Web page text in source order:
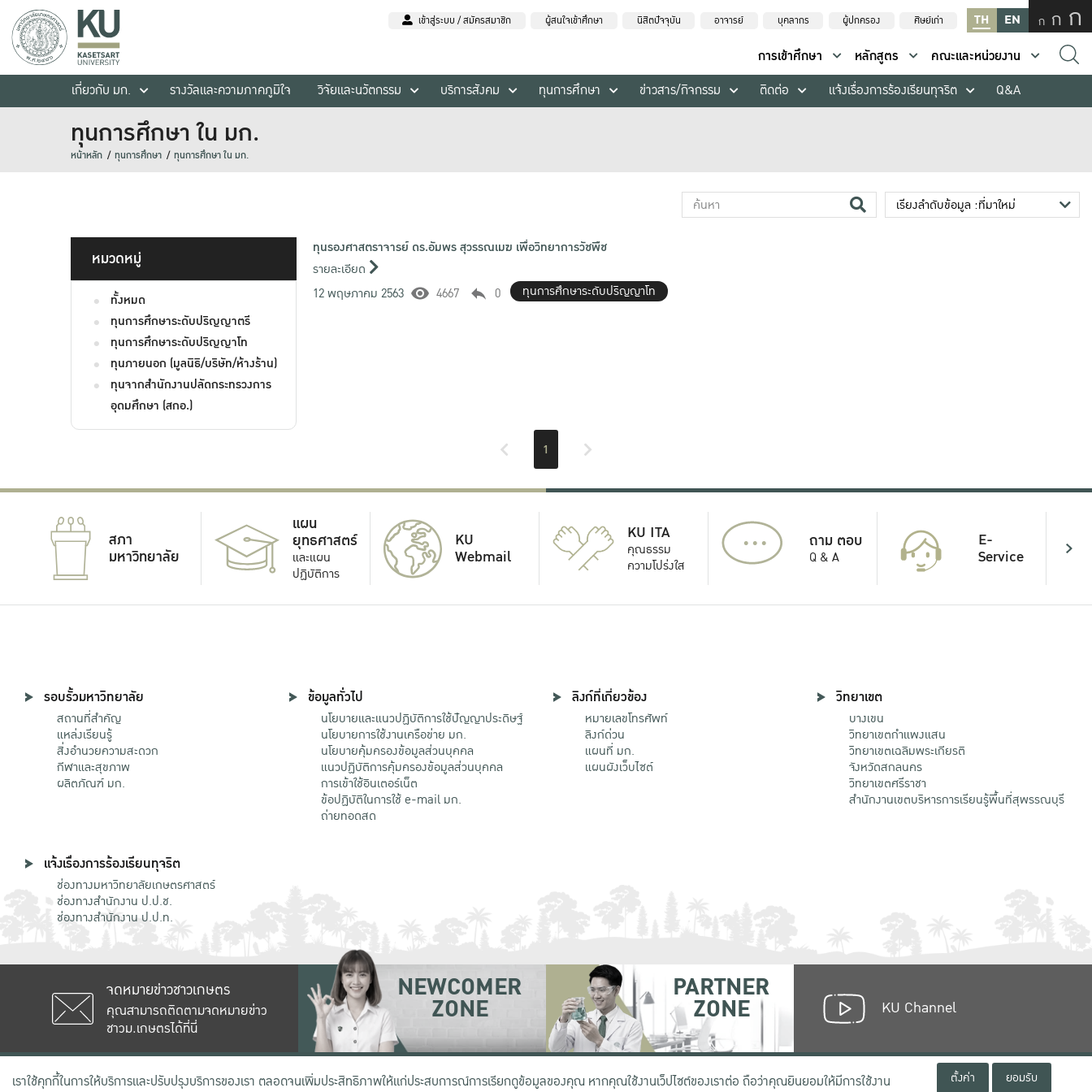
เข้าสู่ระบบ / สมัครสมาชิก ผู้สนใจเข้าศึกษา นิสิตปัจจุบัน อาจารย์ บุคลากร ผู้ปกครอง ศิษย์เก่า TH EN ก ก ก
การเข้าศึกษา หลักสูตร
คณะและหน่วยงาน
เกี่ยวกับ มก.
รางวัลและความภาคภูมิใจ วิจัยและนวัตกรรม บริการสังคม ทุนการศึกษา ข่าวสาร/กิจกรรม ติดต่อ แจ้งเรื่องการร้องเรียนทุจริต Q&A
ทุนการศึกษา ใน มก.
หน้าหลัก ทุนการศึกษา ทุนการศึกษา ใน มก.
หมวดหมู่
ทั้งหมด
ทุนการศึกษาระดับปริญญาตรี
ทุนการศึกษาระดับปริญญาโท
ทุนภายนอก (มูลนิธิ/บริษัท/ห้างร้าน)
ทุนจากสำนักงานปลัดกระทรวงการ
อุดมศึกษา (สกอ.)
ทุนรองศาสตราจารย์ ดร.อัมพร สุวรรณเมฆ เพื่อวิทยาการวัชพืช
รายละเอียด
12 พฤษภาคม 2563
4667 0 ทุนการศึกษาระดับปริญญาโท
1
สภา
มหาวิทยาลัย
แผน
ยุทธศาสตร์
และแผน
ปฏิบัติการ
KU
Webmail
KU ITA
คุณธรรม
ความโปร่งใส
... ถาม ตอบ
Q & A
E-
Service
รอบรั้วมหาวิทยาลัย
สถานที่สำคัญ
แหล่งเรียนรู้
สิ่งอำนวยความสะดวก
กีฬาและสุขภาพ
ผลิตภัณฑ์ มก.
ข้อมูลทั่วไป
นโยบายและแนวปฏิบัติการใช้ปัญญาประดิษฐ์
นโยบายการใช้งานเครือข่าย มก.
นโยบายคุ้มครองข้อมูลส่วนบุคคล
แนวปฏิบัติการคุ้มครองข้อมูลส่วนบุคคล
การเข้าใช้อินเตอร์เน็ต
ข้อปฏิบัติในการใช้ e-mail มก.
ถ่ายทอดสด
ลิงก์ที่เกี่ยวข้อง
หมายเลขโทรศัพท์
ลิงก์ด่วน
แผนที่ มก.
แผนผังเว็บไซต์
วิทยาเขต
บางเขน
วิทยาเขตกําแพงแสน
วิทยาเขตเฉลิมพระเกียรติ
จังหวัดสกลนคร
วิทยาเขตศรีราชา
สำนักงานเขตบริหารการเรียนรู้พื้นที่สุพรรณบุรี
แจ้งเรื่องการร้องเรียนทุจริต
ช่องทางมหาวิทยาลัยเกษตรศาสตร์
ช่องทางสำนักงาน ป.ป.ช.
ช่องทางสำนักงาน ป.ป.ท.
จดหมายข่าวชาวเกษตร
คุณสามารถติดตามจดหมายข่าว
ชาวม.เกษตรได้ที่นี่
NEWCOMER
ZONE
PARTNER
ZONE KU Channel
เลขที่ 50 ถนนงามวงศ์วาน แขวงลาดยาว เขตจตุจักร กรุงเทพฯ 10900โทรศัพท์ +66 (0) 2942 8200-45
เราใช้คุกกี้ในการให้บริการและปรับปรุงบริการของเรา ตลอดจนเพิ่มประสิทธิภาพให้แก่ประสบการณ์การเรียกดูข้อมูลของคุณ หากคุณใช้งานเว็ปไซต์ของเราต่อ ถือว่าคุณยินยอมให้มีการใช้งาน ตั้งค่า ยอมรับ